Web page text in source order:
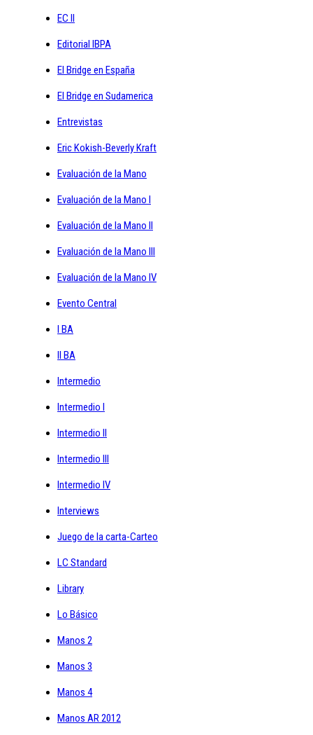
EC II
Editorial IBPA
El Bridge en España
El Bridge en Sudamerica
Entrevistas
Eric Kokish-Beverly Kraft
Evaluación de la Mano
Evaluación de la Mano I
Evaluación de la Mano II
Evaluación de la Mano III
Evaluación de la Mano IV
Evento Central
I BA
II BA
Intermedio
Intermedio I
Intermedio II
Intermedio III
Intermedio IV
Interviews
Juego de la carta-Carteo
LC Standard
Library
Lo Básico
Manos 2
Manos 3
Manos 4
Manos AR 2012